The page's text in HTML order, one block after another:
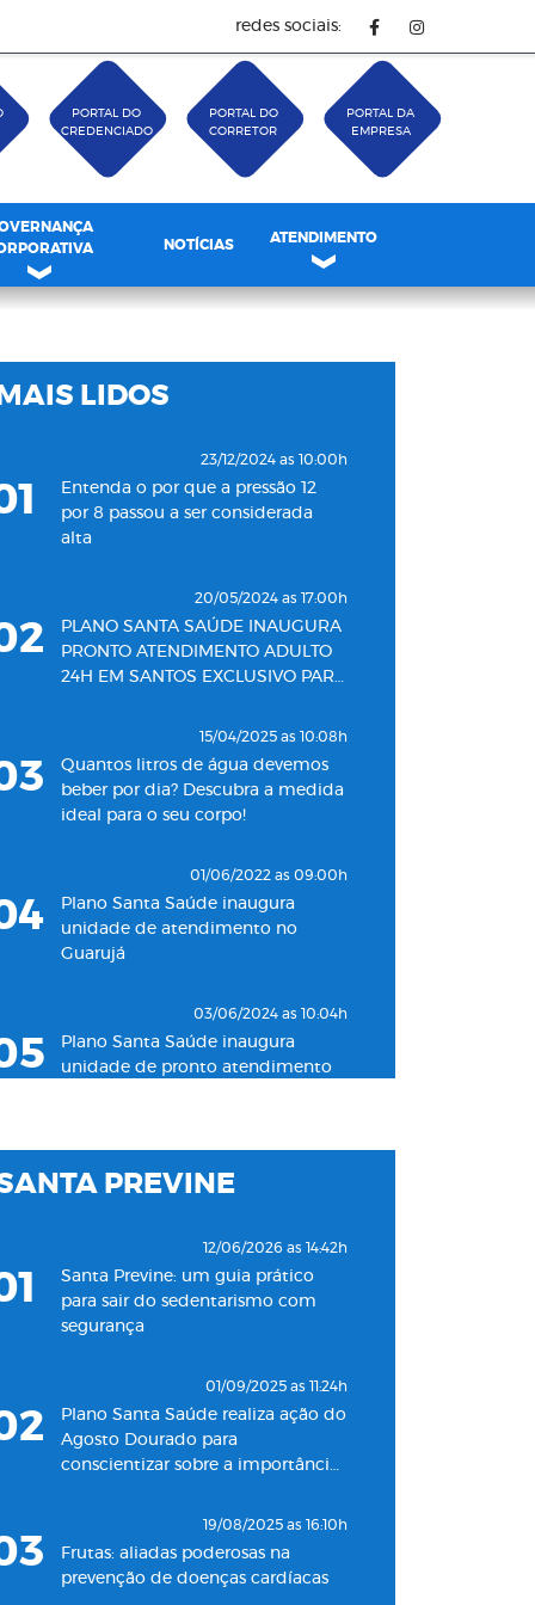
redes sociais:
PORTAL DO
CREDENCIADO
PORTAL DO
CORRETOR
PORTAL DA
EMPRESA
NOTÍCIAS ATENDIMENTO
MAIS LIDOS
23/12/2024 as 10:00h
Entenda o por que a pressão 12
por 8 passou a ser considerada
alta
20/05/2024 as 17:00h
PLANO SANTA SAÚDE INAUGURA
PRONTO ATENDIMENTO ADULTO
24H EM SANTOS EXCLUSIVO PARA
15/04/2025 as 10:08h
Quantos litros de água devemos
beber por dia? Descubra a medida
ideal para o seu corpo!
01/06/2022 as 09:00h
Plano Santa Saúde inaugura
unidade de atendimento no
Guarujá
03/06/2024 as 10:04h
Plano Santa Saúde inaugura
unidade de pronto atendimento
19/11/2022 as 09:53h
Plano Santa Saúde inaugura
Clínica Santa Saúde inaugurará
Santa Saúde Consultas inaugura
nova unidade de coleta
PREVINE
12/06/2026 as 14:42h
Santa Previne: um guia prático
para sair do sedentarismo com
segurança
01/09/2025 as 11:24h
Plano Santa Saúde realiza ação do
Agosto Dourado para
conscientizar sobre a importância
19/08/2025 as 16:10h
Frutas: aliadas poderosas na
prevenção de doenças cardíacas